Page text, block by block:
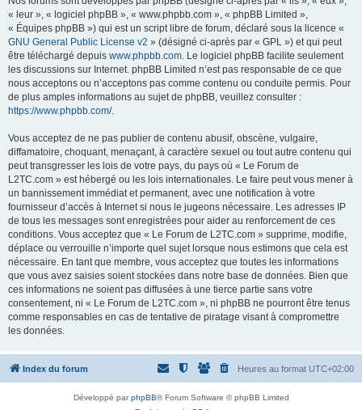
« leur », « logiciel phpBB », « www.phpbb.com », « phpBB Limited »,
« Équipes phpBB ») qui est un script libre de forum, déclaré sous la licence «
GNU General Public License v2 » (désigné ci-après par « GPL ») et qui peut
être téléchargé depuis www.phpbb.com. Le logiciel phpBB facilite seulement
les discussions sur Internet. phpBB Limited n’est pas responsable de ce que
nous acceptons ou n’acceptons pas comme contenu ou conduite permis. Pour
de plus amples informations au sujet de phpBB, veuillez consulter :
https://www.phpbb.com/.
Vous acceptez de ne pas publier de contenu abusif, obscène, vulgaire,
diffamatoire, choquant, menaçant, à caractère sexuel ou tout autre contenu qui
peut transgresser les lois de votre pays, du pays où « Le Forum de
L2TC.com » est hébergé ou les lois internationales. Le faire peut vous mener à
un bannissement immédiat et permanent, avec une notification à votre
fournisseur d’accès à Internet si nous le jugeons nécessaire. Les adresses IP
de tous les messages sont enregistrées pour aider au renforcement de ces
conditions. Vous acceptez que « Le Forum de L2TC.com » supprime, modifie,
déplace ou verrouille n’importe quel sujet lorsque nous estimons que cela est
nécessaire. En tant que membre, vous acceptez que toutes les informations
que vous avez saisies soient stockées dans notre base de données. Bien que
ces informations ne soient pas diffusées à une tierce partie sans votre
consentement, ni « Le Forum de L2TC.com », ni phpBB ne pourront être tenus
comme responsables en cas de tentative de piratage visant à compromettre
les données.
Index du forum Heures au format UTC+02:00
Développé parphpBB® Forum Software © phpBB Limited